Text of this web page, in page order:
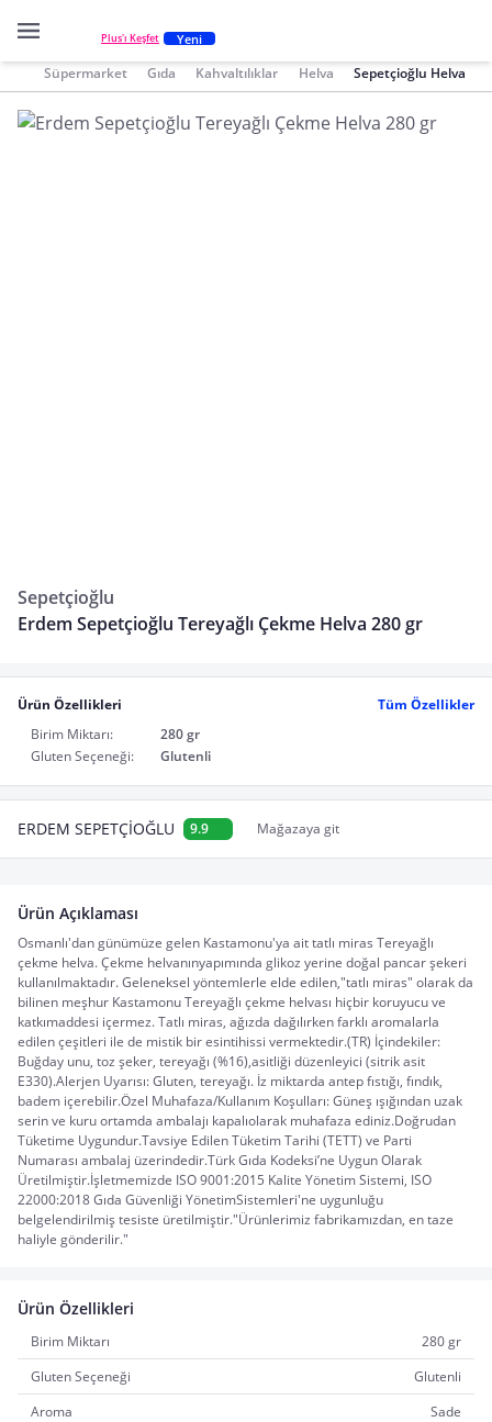
Plus'ı Keşfet Yeni
Süpermarket Gıda Kahvaltılıklar Helva Sepetçioğlu Helva
Sepetçioğlu
Erdem Sepetçioğlu Tereyağlı Çekme Helva 280 gr
Ürün Özellikleri
Tüm Özellikler
Birim Miktarı:
280 gr
Gluten Seçeneği:
Glutenli
ERDEM SEPETÇİOĞLU 9.9 Mağazaya git
Ürün Açıklaması
Osmanlı'dan günümüze gelen Kastamonu'ya ait tatlı miras Tereyağlı
çekme helva. Çekme helvanınyapımında glikoz yerine doğal pancar şekeri
kullanılmaktadır. Geleneksel yöntemlerle elde edilen,"tatlı miras" olarak da
bilinen meşhur Kastamonu Tereyağlı çekme helvası hiçbir koruyucu ve
katkımaddesi içermez. Tatlı miras, ağızda dağılırken farklı aromalarla
edilen çeşitleri ile de mistik bir esintihissi vermektedir.(TR) İçindekiler:
Buğday unu, toz şeker, tereyağı (%16),asitliği düzenleyici (sitrik asit
E330).Alerjen Uyarısı: Gluten, tereyağı. İz miktarda antep fıstığı, fındık,
badem içerebilir.Özel Muhafaza/Kullanım Koşulları: Güneş ışığından uzak
serin ve kuru ortamda ambalajı kapalıolarak muhafaza ediniz.Doğrudan
Tüketime Uygundur.Tavsiye Edilen Tüketim Tarihi (TETT) ve Parti
Numarası ambalaj üzerindedir.Türk Gıda Kodeksi’ne Uygun Olarak
Üretilmiştir.İşletmemizde ISO 9001:2015 Kalite Yönetim Sistemi, ISO
22000:2018 Gıda Güvenliği YönetimSistemleri'ne uygunluğu
belgelendirilmiş tesiste üretilmiştir."Ürünlerimiz fabrikamızdan, en taze
haliyle gönderilir."
Ürün Özellikleri
Birim Miktarı
280 gr
Gluten Seçeneği
Glutenli
Aroma
Sade